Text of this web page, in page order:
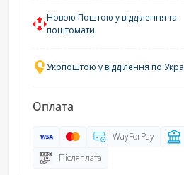
Новою Поштою у відділення та
поштомати
Укрпоштою у відділення по
Оплата
WayForPay
Післяплата